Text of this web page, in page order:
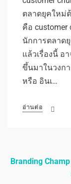
ตลาดยุคใหม่ต้
คือ customer
นักการตลาด
แล้วเรื่องนี้ อ
ขึ้นมาในวงก
หรือ อินเ…
อ่านต่อ
Branding Champ